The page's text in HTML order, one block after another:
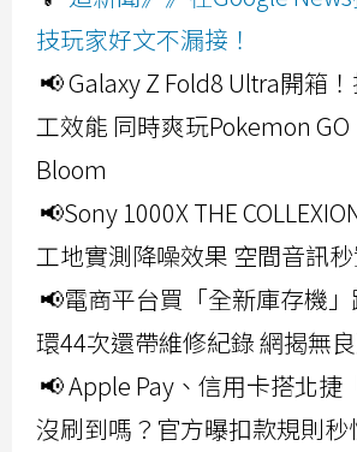
技玩家好文不漏接！
📢 Galaxy Z Fold8 Ultra開箱
工效能 同時爽玩Pokemon
Bloom
📢Sony 1000X THE
工地實測降噪效果 空間音訊
📢電商平台買「全新庫存機
環44次還帶維修紀錄 網揭無
📢 Apple Pay、信用卡搭北捷
沒刷到嗎？官方曝扣款規則秒